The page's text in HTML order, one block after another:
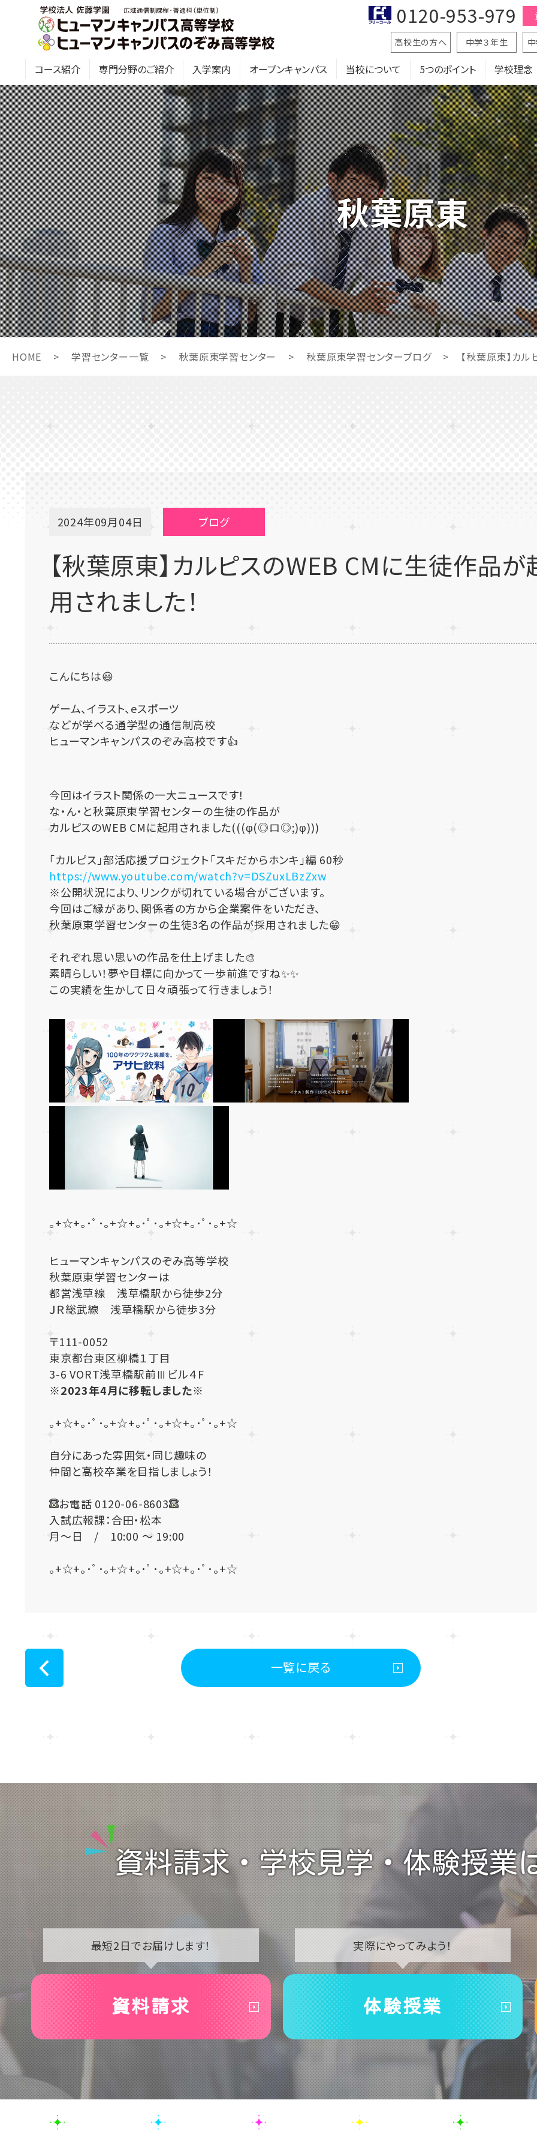
コース紹介 専門分野のご紹介 入学案内 オープンキャンパス 当校について 5つのポイント 学校理念
高校生の方へ 中学３年生
0120-953-979
秋葉原東
HOME > 学習センター一覧 > 秋葉原東学習センター > 秋葉原東学習センターブログ > 【秋葉原東】カ
2024年09月04日 ブログ
【秋葉原東】カルピスのWEB CMに生徒作品が
用されました！
こんにちは😃
ゲーム、イラスト、eスポーツ
などが学べる通学型の通信制高校
ヒューマンキャンパスのぞみ高校です👍
今回はイラスト関係の一大ニュースです！
な・ん・と秋葉原東学習センターの生徒の作品が
カルピスのWEB CMに起用されました(((φ(◎ロ◎;)φ)))
「カルピス」部活応援プロジェクト「スキだからホンキ」編 60秒
https://www.youtube.com/watch?v=DSZuxLBzZxw
※公開状況により、リンクが切れている場合がございます。
今回はご縁があり、関係者の方から企業案件をいただき、
秋葉原東学習センターの生徒3名の作品が採用されました😁
それぞれ思い思いの作品を仕上げました🎨
素晴らしい！夢や目標に向かって一歩前進ですね✨✨
この実績を生かして日々頑張って行きましょう！
｡+☆+｡･ﾟ･｡+☆+｡･ﾟ･｡+☆+｡･ﾟ･｡+☆
ヒューマンキャンパスのぞみ高等学校
秋葉原東学習センターは
都営浅草線 浅草橋駅から徒歩2分
ＪＲ総武線 浅草橋駅から徒歩3分
〒111-0052
東京都台東区柳橋１丁目
3-6 VORT浅草橋駅前Ⅲビル４F
※2023年4月に移転しました※
｡+☆+｡･ﾟ･｡+☆+｡･ﾟ･｡+☆+｡･ﾟ･｡+☆
自分にあった雰囲気・同じ趣味の
仲間と高校卒業を目指しましょう！
お電話 0120-06-8603
入試広報課：合田・松本
月～日 / 10:00 ～ 19:00
｡+☆+｡･ﾟ･｡+☆+｡･ﾟ･｡+☆+｡･ﾟ･｡+☆
一覧に戻る
資料請求・学校見学・体験授業
最短2日でお届けします！
資料請求
実際にやってみよう！
体験授業